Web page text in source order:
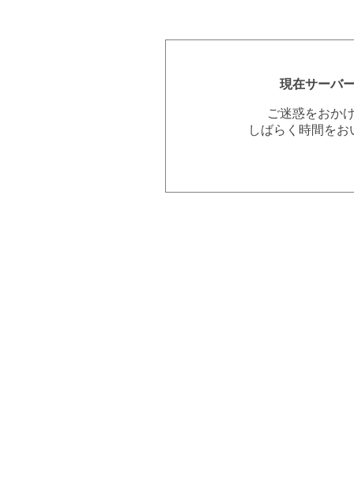
現在サーバ
ご迷惑をおか
しばらく時間を